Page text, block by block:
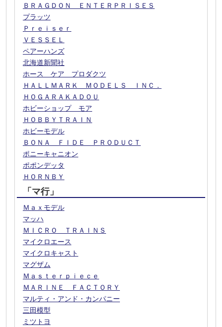
ＢＲＡＧＤＯＮ ＥＮＴＥＲＰＲＩＳＥＳ
プラッツ
Ｐｒｅｉｓｅｒ
ＶＥＳＳＥＬ
ペアーハンズ
北海道新聞社
ホース ケア プロダクツ
ＨＡＬＬＭＡＲＫ ＭＯＤＥＬＳ ＩＮＣ．
ＨＯＧＡＲＡＫＡＤＯＵ
ホビーショップ モア
ＨＯＢＢＹＴＲＡＩＮ
ホビーモデル
ＢＯＮＡ ＦＩＤＥ ＰＲＯＤＵＣＴ
ポニーキャニオン
ポポンデッタ
ＨＯＲＮＢＹ
「マ行」
Ｍａｘモデル
マッハ
ＭＩＣＲＯ ＴＲＡＩＮＳ
マイクロエース
マイクロキャスト
マグザム
Ｍａｓｔｅｒｐｉｅｃｅ
ＭＡＲＩＮＥ ＦＡＣＴＯＲＹ
マルティ・アンド・カンパニー
三田模型
ミツトヨ